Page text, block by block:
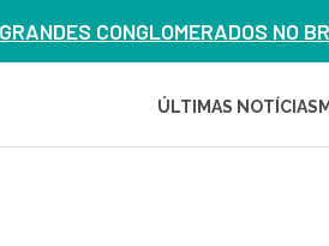
CONGLOMERADOS NO
ÚLTIMAS NOTÍCIAS